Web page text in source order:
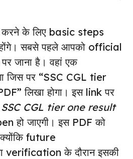
के लिए basic steps
सबसे पहले आपको official
पर जाना है। वहां एक
जिस पर “SSC CGL tier
लिखा होगा। इस link पर
SSC CGL tier one result
हो जाएगी। इस PDF को
future
के दौरान इसकी